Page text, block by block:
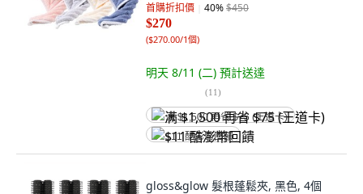
首購折扣價 40%$450
$270
($270.00/1個)
明天 8/11 (二) 預計送達
(11)
满 $1,500 再省 $75 (王道卡)
$11 酷澎幣回饋
gloss&glow 髮根蓬鬆夾, 黑色, 4個